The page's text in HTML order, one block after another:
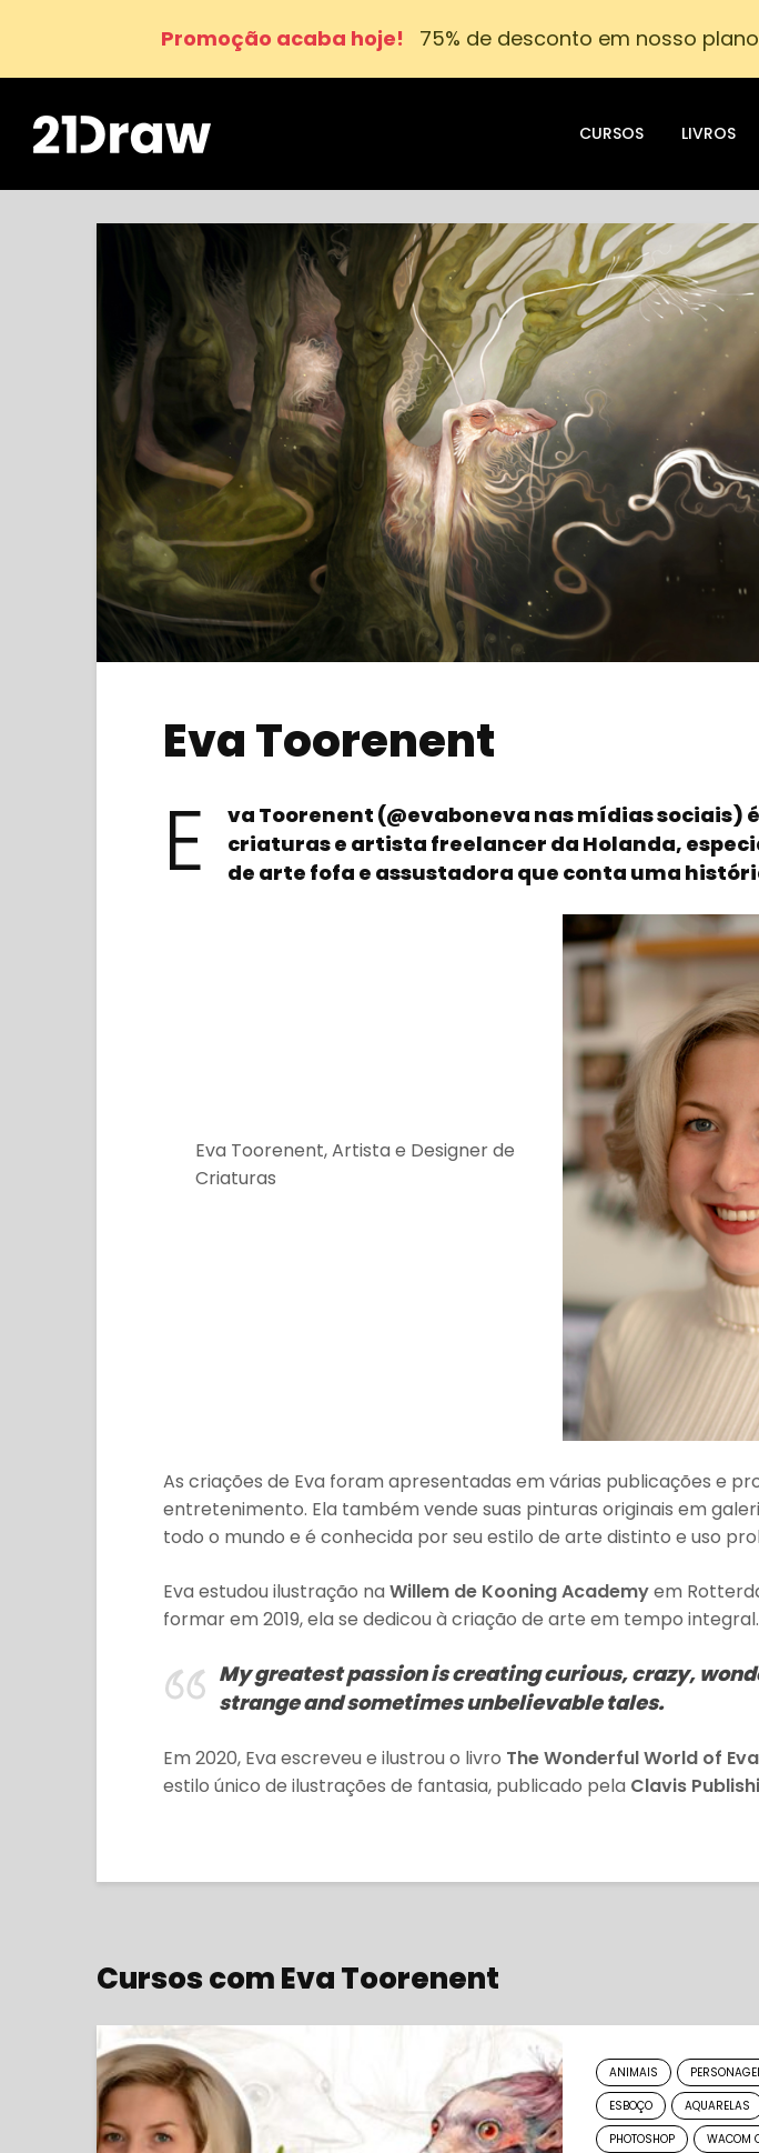
Promoção acaba hoje! 75% de desconto em nosso
CURSOS LIVROS
Eva Toorenent
E
va Toorenent (@evaboneva nas mídias sociais)
criaturas e artista freelancer da Holanda,
de arte fofa e assustadora que conta uma
Eva Toorenent, Artista e Designer de
Criaturas
As criações de Eva foram apresentadas em várias publicações e
entretenimento. Ela também vende suas pinturas originais em
todo o mundo e é conhecida por seu estilo de arte distinto e uso
Eva estudou ilustração na Willem de Kooning Academyem
formar em 2019, ela se dedicou à criação de arte em tempo integral.
My greatest passion is creating curious, crazy,
strange and sometimes unbelievable tales.
Em 2020, Eva escreveu e ilustrou o livro The Wonderful World of Eva
estilo único de ilustrações de fantasia, publicado pela Clavis
Cursos com Eva Toorenent
ANIMAIS
ESBOÇO
AQUARELAS
PHOTOSHOP
WACOM